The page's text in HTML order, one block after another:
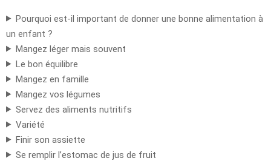
Pourquoi est-il important de donner une bonne alimentation à
un enfant ?
Mangez léger mais souvent
Le bon équilibre
Mangez en famille
Mangez vos légumes
Servez des aliments nutritifs
Variété
Finir son assiette
Se remplir l’estomac de jus de fruit